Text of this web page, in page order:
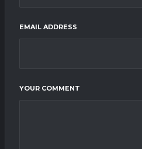
EMAIL ADDRESS
YOUR COMMENT